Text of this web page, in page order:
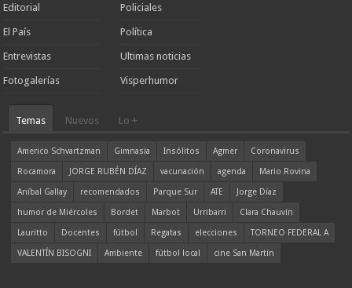
Editorial
El País
Entrevistas
Fotogalerías
Policiales
Política
Ultimas noticias
Visperhumor
Temas Nuevos Lo +
Americo Schvartzman Gimnasia Insólitos Agmer
Coronavirus
Rocamora
JORGE RUBÉN DÍAZ vacunación agenda
Mario Rovina
Aníbal Gallay
recomendados Parque Sur ATE
Jorge Díaz
humor de Miércoles
Bordet Marbot Urribarri
Clara Chauvín
Lauritto
Docentes fútbol Regatas elecciones
TORNEO FEDERAL A
VALENTÍN BISOGNI
Ambiente fútbol local cine San Martín